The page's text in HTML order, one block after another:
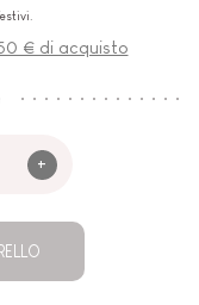
€ di acquisto
+